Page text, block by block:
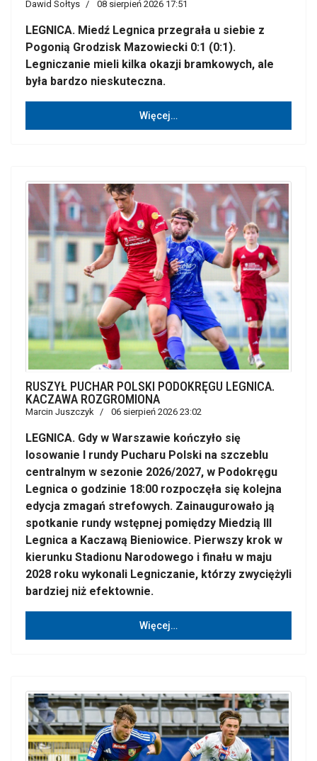
Dawid Sołtys 08 sierpień 2026 17:51
LEGNICA. Miedź Legnica przegrała u siebie z
Pogonią Grodzisk Mazowiecki 0:1 (0:1).
Legniczanie mieli kilka okazji bramkowych, ale
była bardzo nieskuteczna.
Więcej…
RUSZYŁ PUCHAR POLSKI PODOKRĘGU LEGNICA.
KACZAWA ROZGROMIONA
Marcin Juszczyk 06 sierpień 2026 23:02
LEGNICA. Gdy w Warszawie kończyło się
losowanie I rundy Pucharu Polski na szczeblu
centralnym w sezonie 2026/2027, w Podokręgu
Legnica o godzinie 18:00 rozpoczęła się kolejna
edycja zmagań strefowych. Zainaugurowało ją
spotkanie rundy wstępnej pomiędzy Miedzią III
Legnica a Kaczawą Bieniowice. Pierwszy krok w
kierunku Stadionu Narodowego i finału w maju
2028 roku wykonali Legniczanie, którzy zwyciężyli
bardziej niż efektownie.
Więcej…